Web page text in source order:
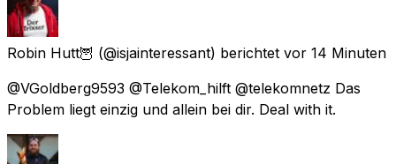
Robin Hutt🦉 (@isjainteressant) berichtet vor 14 Minuten
@VGoldberg9593 @Telekom_hilft @telekomnetz Das
Problem liegt einzig und allein bei dir. Deal with it.